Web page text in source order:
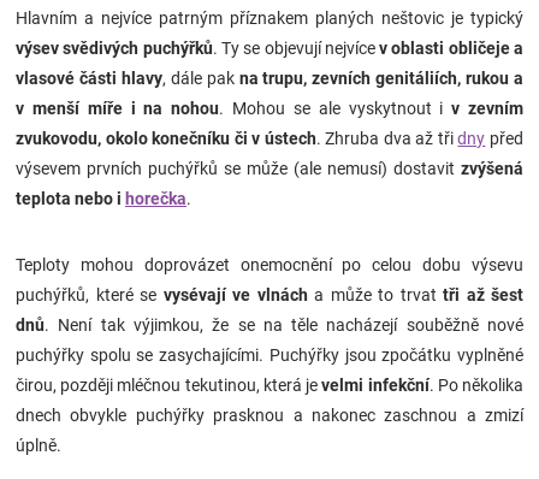
Blog
Hračkářství
Přihlášení
Hlavním a nejvíce patrným příznakem planých neštovic je typický
výsev svědivých puchýřků. Ty se objevují nejvícev oblasti obličeje a
vlasové části hlavy, dále pak na trupu, zevních genitáliích, rukou a
v menší míře i na nohou. Mohou se ale vyskytnout iv zevním
zvukovodu, okolo konečníku či v ústech. Zhruba dva až třidny před
výsevem prvních puchýřků se může (ale nemusí) dostavit zvýšená
teplota nebo i horečka.
Teploty mohou doprovázet onemocnění po celou dobu výsevu
puchýřků, které se vysévají ve vlnácha může to trvat tři až šest
dnů. Není tak výjimkou, že se na těle nacházejí souběžně nové
puchýřky spolu se zasychajícími. Puchýřky jsou zpočátku vyplněné
čirou, později mléčnou tekutinou, která jevelmi infekční. Po několika
dnech obvykle puchýřky prasknou a nakonec zaschnou a zmizí
úplně.